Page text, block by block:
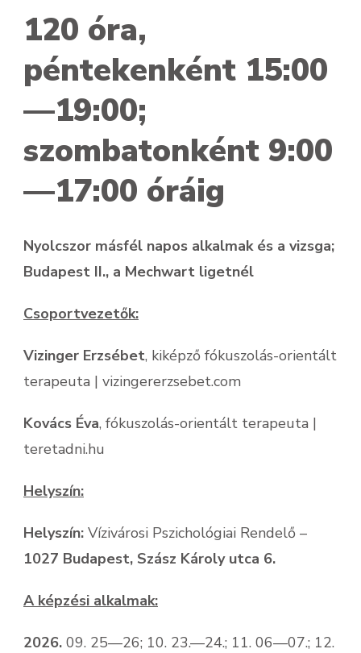
120 óra,
péntekenként 15:00
—19:00;
szombatonként 9:00
—17:00 óráig
Nyolcszor másfél napos alkalmak és a vizsga;
Budapest II., a Mechwart ligetnél
Csoportvezetők:
Vizinger Erzsébet, kiképző fókuszolás-orientált
terapeuta | vizingererzsebet.com
Kovács Éva, fókuszolás-orientált terapeuta |
teretadni.hu
Helyszín:
Helyszín: Vízivárosi Pszichológiai Rendelő –
1027 Budapest, Szász Károly utca 6.
A képzési alkalmak:
2026. 09. 25—26; 10. 23.—24.; 11. 06—07.; 12.